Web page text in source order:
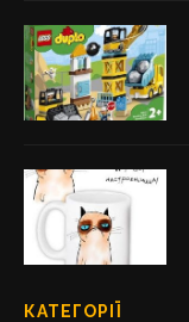
КАТЕГОРІЇ